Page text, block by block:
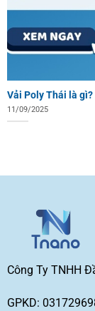
Vải Poly Thái là
11/09/2025
Công Ty TNHH
GPKD: